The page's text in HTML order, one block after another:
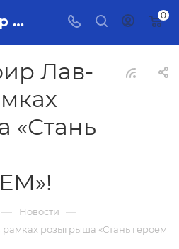
Прямой эфир Лав-радио в рамках розыгрыша «Стань героем с МегаСТРОЕМ»! 0
Лав-
«Стань
— Новости —
розыгрыша «Стань героем